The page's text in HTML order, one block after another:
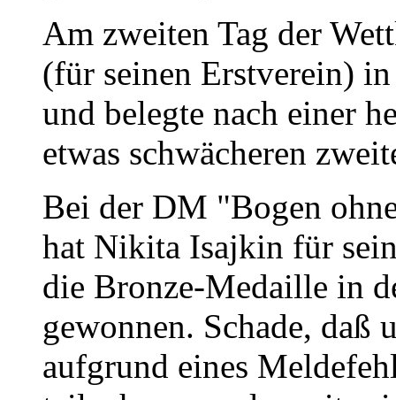
Am zweiten Tag der
(für seinen Erstverein)
und belegte nach einer
etwas schwächeren
Bei der DM "Bogen
hat Nikita Isajkin für
die Bronze-Medaille in
gewonnen. Schade, daß
aufgrund eines